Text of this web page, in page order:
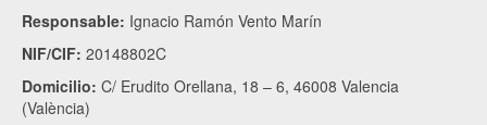
Responsable: Ignacio Ramón Vento Marín
NIF/CIF: 20148802C
Domicilio: C/ Erudito Orellana, 18 – 6, 46008 Valencia
(València)